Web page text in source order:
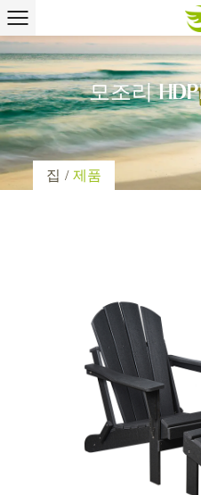
모조리
집 /제품